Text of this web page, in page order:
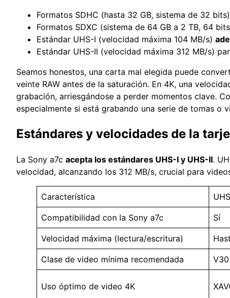
Formatos SDHC (hasta 32 GB, sistema de 32
Formatos SDXC (sistema de 64 GB a 2 TB, 64
Estándar UHS-I (velocidad máxima 104 MB/s)
Estándar UHS-II (velocidad máxima 312 MB/s)
Seamos honestos, una carta mal elegida puede
veinte RAW antes de la saturación. En 4K, una
grabación, arriesgándose a perder momentos clave.
especialmente si está grabando una serie de tomas o
Estándares y velocidades de la
La Sony a7c acepta los estándares UHS-I y UHS-II.
velocidad, alcanzando los 312 MB/s, crucial para
Característica
Compatibilidad con la Sony a7c Sí
Velocidad máxima (lectura/escritura)
Clase de video mínima recomendada
Uso óptimo de video 4K